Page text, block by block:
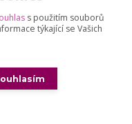
našich fotek je chráněno
s použitím souborů
týkající se Vašich